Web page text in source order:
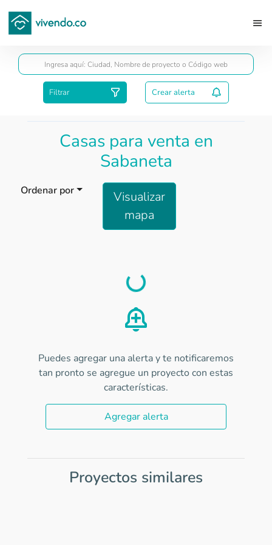
Filtrar Crear alerta
Casas para venta en
Sabaneta
Ordenar por
Visualizar
mapa
Load
Puedes agregar una alerta y te notificaremos
tan pronto se agregue un proyecto con estas
características.
Agregar alerta
Proyectos similares
Guardar